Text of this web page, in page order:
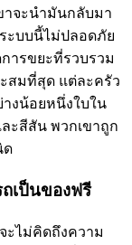
าจะนำมันกลับมา
ะบบนี้ไม่ปลอดภัย
ารขยะที่รวบรวม
สมที่สุด แต่ละครัว
งน้อยหนึ่งใบใน
ะสีสัน พวกเขาถูก
ด
เป็นของฟรี
ะไม่คิดถึงความ